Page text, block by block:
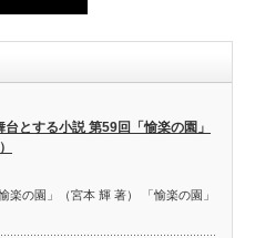
台とする小説 第59回「愉楽の園」
楽の園」（宮本 輝 著） 「愉楽の園」